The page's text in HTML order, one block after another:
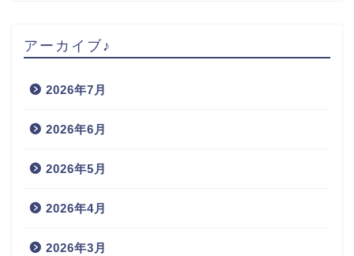
アーカイブ♪
2026年7月
2026年6月
2026年5月
2026年4月
2026年3月